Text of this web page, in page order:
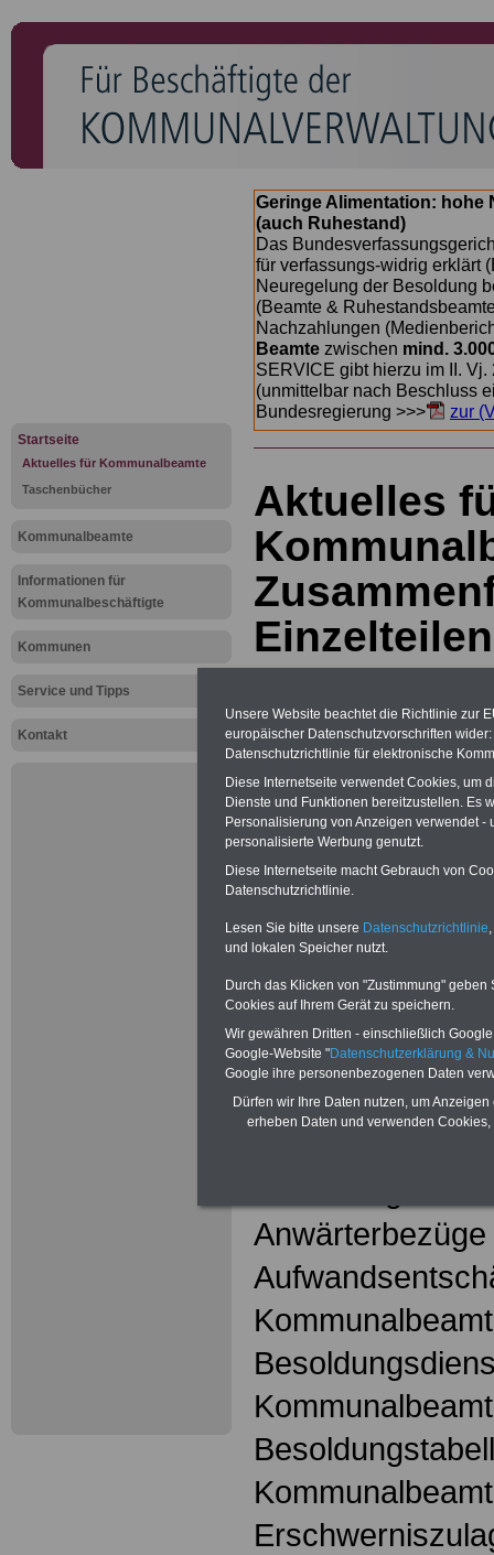
Startseite
Aktuelles für Kommunalbeamte
Taschenbücher
Kommunalbeamte
Informationen für
Kommunalbeschäftigte
Kommunen
Service und Tipps
Kontakt
Geringe Alimentation: hohe
(auch Ruhestand)
Das
für verfassungs-widrig erklärt
Neuregelung der Besoldung
(Beamte &
Nachzahlungen
Beamte zwischen mind.
SERVICE gibt hierzu im II.
(unmittelbar nach Beschluss
Bundesregierung >>>
zur
Aktuelles
Einzelteilen
& eBooks für den Öffentlichen Dienst
oder Beamte zum Komplettpreis von
Beschäftigte der kommunalen
Verwaltunggeeignet. Sie können
alle Bücher und eBooks
herunterladen, lesen und
ausdrucken: Wissenswertes zum
Beamtenrecht, Beihilfe,
Beamtenversorgung,Tarifrecht,
Nebentätig-keitsrecht, Berufseinstieg
>>>mehr Informationen
Mehr
hier
Unsere Website beachtet die Richtlinie zur
europäischer Datenschutzvorschriften
Datenschutzrichtlinie für elektronische
Diese Internetseite verwendet Cookies, um
Dienste und Funktionen bereitzustellen. Es
Personalisierung von Anzeigen verwendet
personalisierte Werbung genutzt.
Diese Internetseite macht Gebrauch von
Datenschutzrichtlinie.
Lesen Sie bitte unsere Datenschutzrichtlinie
und lokalen Speicher nutzt.
Durch das Klicken von "Zustimmung"
Cookies auf Ihrem Gerät zu speichern.
Wir gewähren Dritten - einschließlich
Google-Website "Datenschutzerklärung &
Google ihre personenbezogenen Daten
Dürfen wir Ihre Daten nutzen, um
erheben Daten und verwenden